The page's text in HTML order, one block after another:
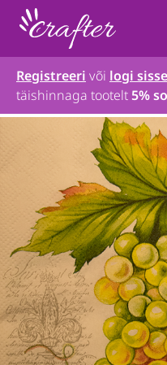
Registreeri või logi sisse
täishinnaga tootelt5%